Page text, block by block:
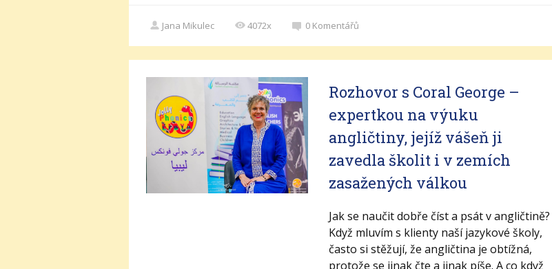
Jana Mikulec 4072x 0 Komentářů
Rozhovor s Coral George –
expertkou na výuku
angličtiny, jejíž vášeň ji
zavedla školit i v zemích
zasažených válkou
Jak se naučit dobře číst a psát v angličtině?
Když mluvím s klienty naší jazykové školy,
často si stěžují, že angličtina je obtížná,
protože se jinak čte a jinak píše. A co když